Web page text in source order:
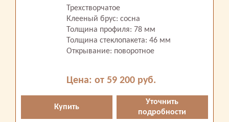
Трехстворчатое
Клееный брус: сосна
Толщина профиля: 78 мм
Толщина стеклопакета: 46 мм
Открывание: поворотное
Цена: от 59 200 руб.
Купить
Уточнить
подробности